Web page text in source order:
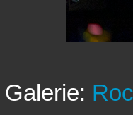
Galerie: